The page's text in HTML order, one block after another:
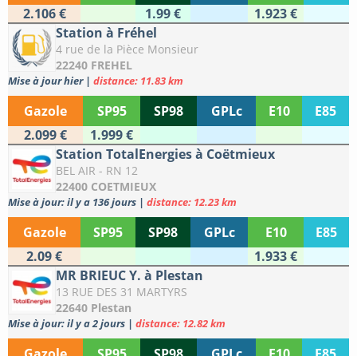
2.106 €
1.99 €
1.923 €
Station à Fréhel
4 rue de la Pièce Monsieur
22240 FREHEL
Mise à jour hier | distance: 11.83 km
Gazole SP95 SP98 GPLc E10
E85
2.099 €
1.999 €
Station TotalEnergies à Coëtmieux
BEL AIR - RN 12
22400 COETMIEUX
Mise à jour: il y a 136 jours | distance: 12.23 km
Gazole SP95 SP98 GPLc E10
E85
2.09 €
1.933 €
MR BRIEUC Y. à Plestan
13 RUE DES 31 MARTYRS
22640 Plestan
Mise à jour: il y a 2 jours | distance: 12.82 km